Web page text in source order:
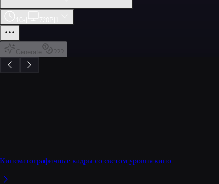
10s 720P 1
Generate ???
Кинематографичные кадры со светом уровня кино